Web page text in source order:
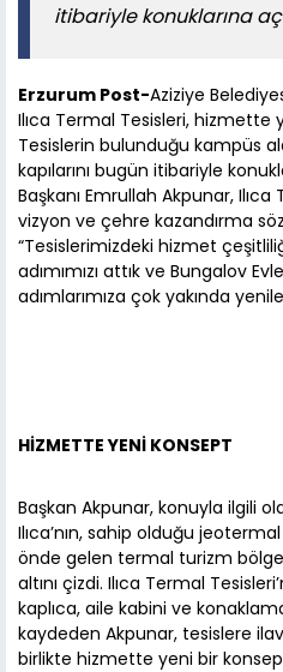
itibariyle konuklarına
Erzurum Post-Aziziye
Ilıca Termal Tesisleri, hizmette
Tesislerin bulunduğu kampüs
kapılarını bugün itibariyle
Başkanı Emrullah Akpunar,
vizyon ve çehre kazandırma
“Tesislerimizdeki hizmet
adımımızı attık ve Bungalov
adımlarımıza çok yakında
HİZMETTE YENİ KONSEPT
Başkan Akpunar, konuyla ilgili
Ilıca’nın, sahip olduğu
önde gelen termal turizm
altını çizdi. Ilıca Termal
kaplıca, aile kabini ve
kaydeden Akpunar, tesislere
birlikte hizmette yeni bir